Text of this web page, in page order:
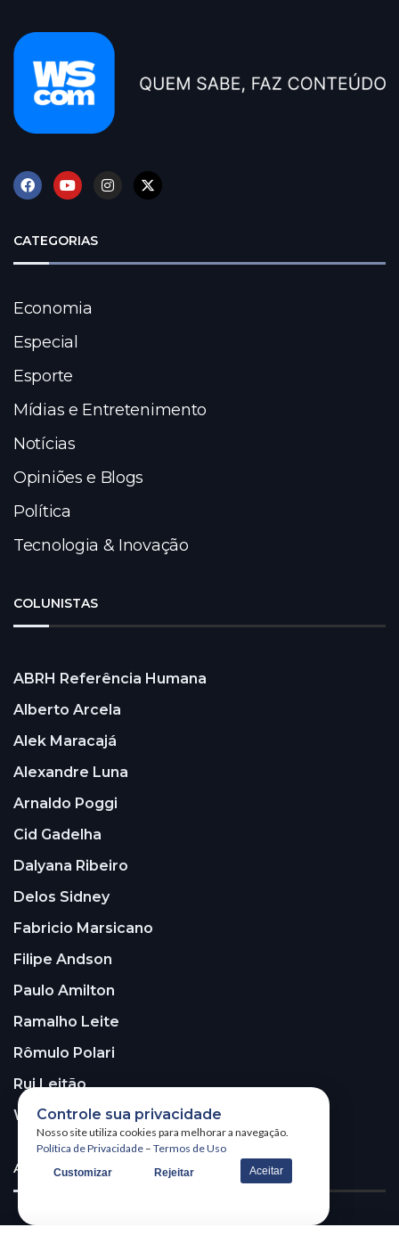
CATEGORIAS
Economia
Especial
Esporte
Mídias e Entretenimento
Notícias
Opiniões e Blogs
Política
Tecnologia & Inovação
COLUNISTAS
ABRH Referência Humana
Alberto Arcela
Alek Maracajá
Alexandre Luna
Arnaldo Poggi
Cid Gadelha
Dalyana Ribeiro
Delos Sidney
Fabricio Marsicano
Filipe Andson
Paulo Amilton
Ramalho Leite
Rômulo Polari
Rui Leitão
Walter Santos
ASSINE A NOSSA NEWSLETTER!
Controle sua privacidade
Nosso site utiliza cookies para melhorar a navegação.
Política de Privacidade – Termos de Uso
Customizar Rejeitar Aceitar